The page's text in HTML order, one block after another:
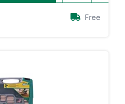
Free